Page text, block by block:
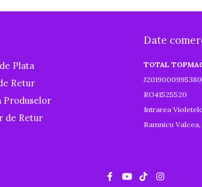
Plata
Retur
Produselor
de Retur
Date
TOTAL
J2019000995380
RO41525520
Intrarea
Ramnicu